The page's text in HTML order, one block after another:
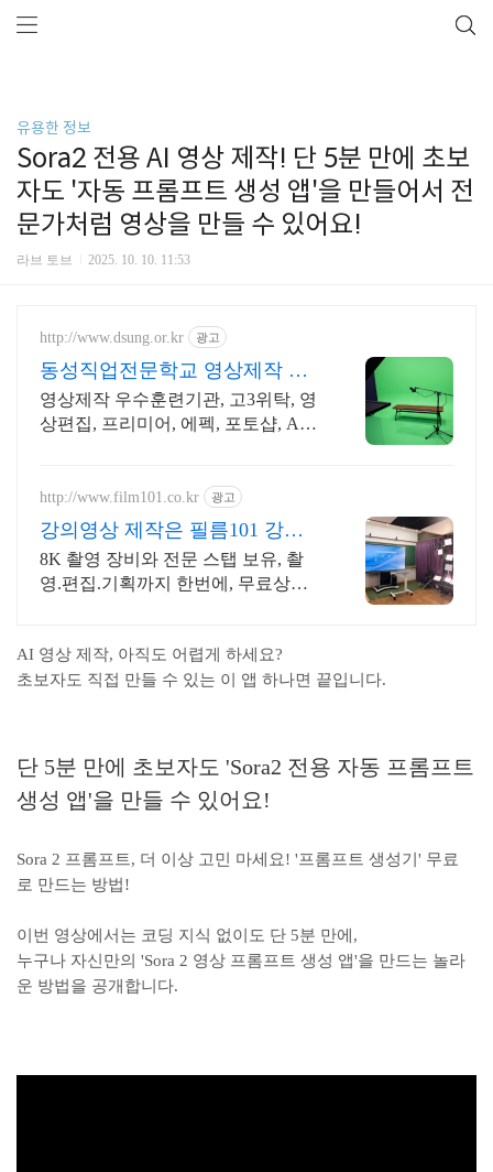
유용한 정보
Sora2 전용 AI 영상 제작! 단 5분 만에 초보
자도 '자동 프롬프트 생성 앱'을 만들어서 전
문가처럼 영상을 만들 수 있어요!
라브 토브 2025. 10. 10. 11:53
http://www.dsung.or.kr 광고
동성직업전문학교 영상제작 최
신 AI활용 기능 습득
영상제작 우수훈련기관, 고3위탁, 영
상편집, 프리미어, 에펙, 포토샵, AI
무능력 완성
http://www.film101.co.kr 광고
강의영상 제작은 필름101 강의
영상부터 AI영상까지
8K 촬영 장비와 전문 스탭 보유, 촬
영.편집.기획까지 한번에, 무료상담
AI 영상 제작, 아직도 어렵게 하세요?
초보자도 직접 만들 수 있는 이 앱 하나면 끝입니다.
단 5분 만에 초보자도 'Sora2 전용 자동 프롬프트
생성 앱'을 만들 수 있어요!
Sora 2 프롬프트, 더 이상 고민 마세요! '프롬프트 생성기' 무료
로 만드는 방법!
이번 영상에서는 코딩 지식 없이도 단 5분 만에,
누구나 자신만의 'Sora 2 영상 프롬프트 생성 앱'을 만드는 놀라
운 방법을 공개합니다.